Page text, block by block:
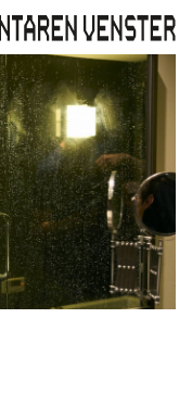
VERHUUR